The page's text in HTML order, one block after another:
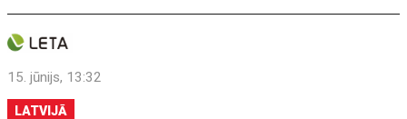
15. jūnijs, 13:32
LATVIJĀ